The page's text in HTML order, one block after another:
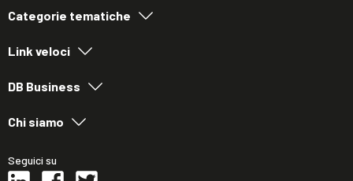
Categorie tematiche
Link veloci
DB Business
Chi siamo
Seguici su